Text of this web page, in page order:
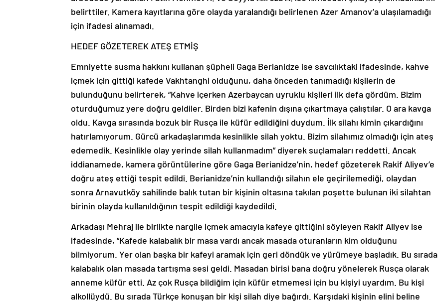
belirttiler. Kamera kayıtlarına göre olayda yaralandığı belirlenen Azer Amanov’a ulaşılamadığı
için ifadesi alınamadı.
HEDEF GÖZETEREK ATEŞ ETMİŞ
Emniyette susma hakkını kullanan şüpheli Gaga Berianidze ise savcılıktaki ifadesinde, kahve
içmek için gittiği kafede Vakhtanghi olduğunu, daha önceden tanımadığı kişilerin de
bulunduğunu belirterek, “Kahve içerken Azerbaycan uyruklu kişileri ilk defa gördüm. Bizim
oturduğumuz yere doğru geldiler. Birden bizi kafenin dışına çıkartmaya çalıştılar. O ara kavga
oldu. Kavga sırasında bozuk bir Rusça ile küfür edildiğini duydum. İlk silahı kimin çıkardığını
hatırlamıyorum. Gürcü arkadaşlarımda kesinlikle silah yoktu. Bizim silahımız olmadığı için ateş
edemedik. Kesinlikle olay yerinde silah kullanmadım” diyerek suçlamaları reddetti. Ancak
iddianamede, kamera görüntülerine göre Gaga Berianidze’nin, hedef gözeterek Rakif Aliyev’e
doğru ateş ettiği tespit edildi. Berianidze’nin kullandığı silahın ele geçirilemediği, olaydan
sonra Arnavutköy sahilinde balık tutan bir kişinin oltasına takılan poşette bulunan iki silahtan
birinin olayda kullanıldığının tespit edildiği kaydedildi.
Arkadaşı Mehraj ile birlikte nargile içmek amacıyla kafeye gittiğini söyleyen Rakif Aliyev ise
ifadesinde, “Kafede kalabalık bir masa vardı ancak masada oturanların kim olduğunu
bilmiyorum. Yer olan başka bir kafeyi aramak için geri döndük ve yürümeye başladık. Bu sırada
kalabalık olan masada tartışma sesi geldi. Masadan birisi bana doğru yönelerek Rusça olarak
anneme küfür etti. Az çok Rusça bildiğim için küfür etmemesi için bu kişiyi uyardım. Bu kişi
alkollüydü. Bu sırada Türkçe konuşan bir kişi silah diye bağırdı. Karşıdaki kişinin elini beline